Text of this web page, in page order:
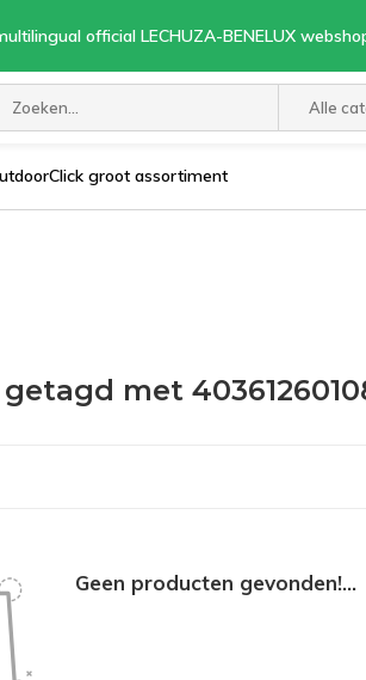
Alle
official LECHUZA-BENELUX
groot assortiment
met
Geen producten gevonden!...